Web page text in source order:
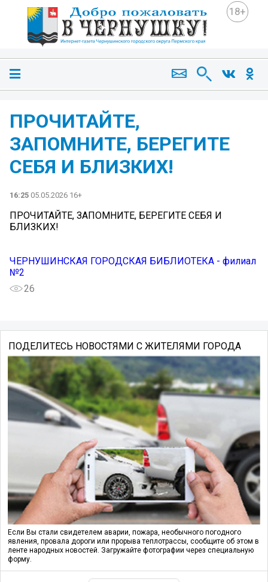
18+
ПРОЧИТАЙТЕ,
ЗАПОМНИТЕ, БЕРЕГИТЕ
СЕБЯ И БЛИЗКИХ!
16:25 05.05.2026 16+
ПРОЧИТАЙТЕ, ЗАПОМНИТЕ, БЕРЕГИТЕ СЕБЯ И
БЛИЗКИХ!
ЧЕРНУШИНСКАЯ ГОРОДСКАЯ БИБЛИОТЕКА - филиал
№2
26
ПОДЕЛИТЕСЬ НОВОСТЯМИ С ЖИТЕЛЯМИ ГОРОДА
Если Вы стали свидетелем аварии, пожара, необычного погодного
явления, провала дороги или прорыва теплотрассы, сообщите об этом в
ленте народных новостей. Загружайте фотографии через специальную
форму.